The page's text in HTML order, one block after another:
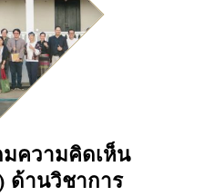
ความคิดเห็น
ด้านวิชาการ